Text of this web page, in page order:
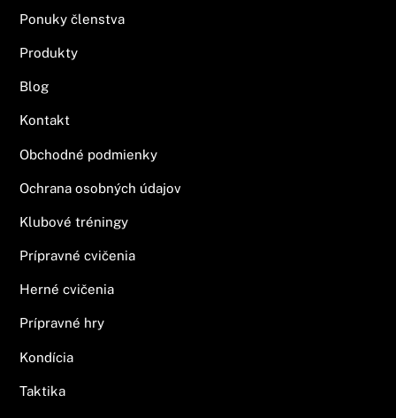
Ponuky členstva
Produkty
Blog
Kontakt
Obchodné podmienky
Ochrana osobných údajov
Klubové tréningy
Prípravné cvičenia
Herné cvičenia
Prípravné hry
Kondícia
Taktika